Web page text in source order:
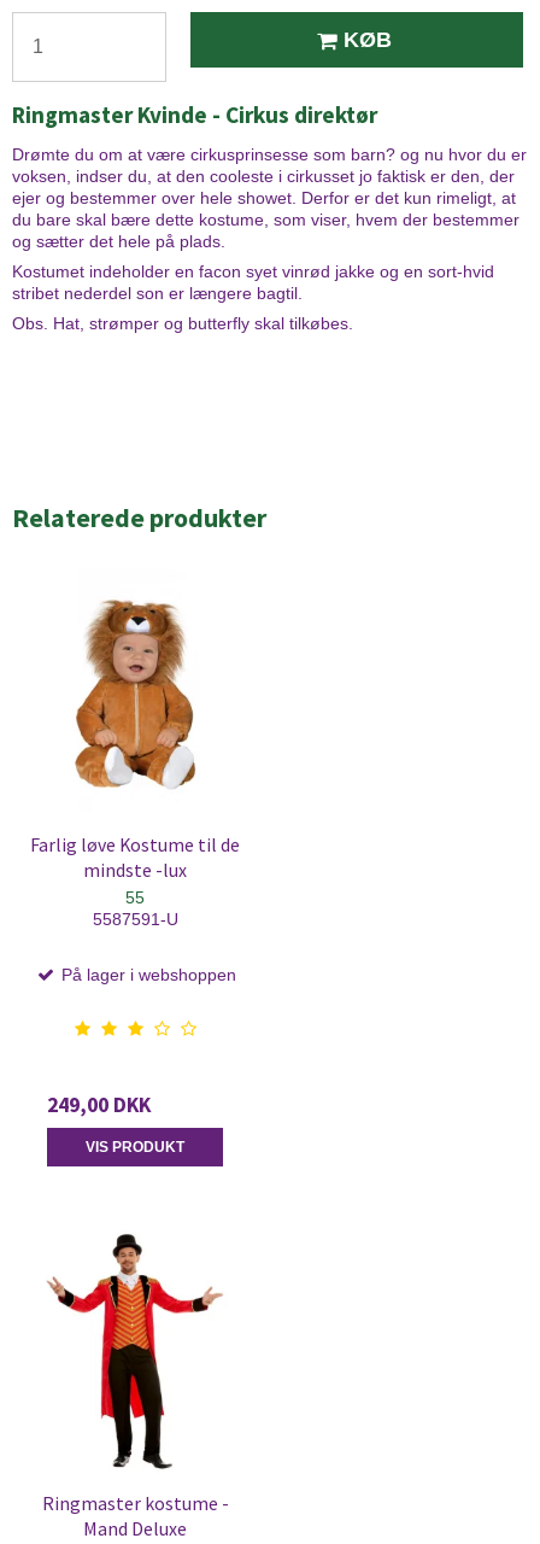
KØB
Ringmaster Kvinde - Cirkus direktør
Drømte du om at være cirkusprinsesse som barn? og nu hvor du er
voksen, indser du, at den cooleste i cirkusset jo faktisk er den, der
ejer og bestemmer over hele showet. Derfor er det kun rimeligt, at
du bare skal bære dette kostume, som viser, hvem der bestemmer
og sætter det hele på plads.
Kostumet indeholder en facon syet vinrød jakke og en sort-hvid
stribet nederdel son er længere bagtil.
Obs. Hat, strømper og butterfly skal tilkøbes.
Relaterede produkter
Farlig løve Kostume til de
mindste -lux
55
5587591-U
På lager i webshoppen
249,00 DKK
VIS PRODUKT
Ringmaster kostume -
Mand Deluxe